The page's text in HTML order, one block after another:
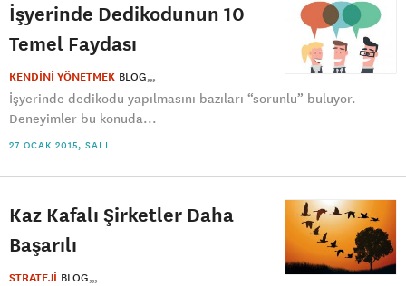
İşyerinde Dedikodunun 10
Temel Faydası
KENDİNİ YÖNETMEK BLOG
İşyerinde dedikodu yapılmasını bazıları “sorunlu” buluyor.
Deneyimler bu konuda...
27 OCAK 2015, SALI
Kaz Kafalı Şirketler Daha
Başarılı
STRATEJİ BLOG